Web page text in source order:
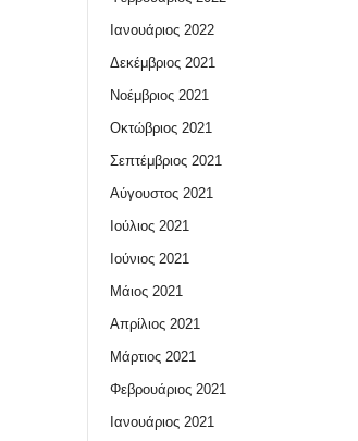
Ιανουάριος 2022
Δεκέμβριος 2021
Νοέμβριος 2021
Οκτώβριος 2021
Σεπτέμβριος 2021
Αύγουστος 2021
Ιούλιος 2021
Ιούνιος 2021
Μάιος 2021
Απρίλιος 2021
Μάρτιος 2021
Φεβρουάριος 2021
Ιανουάριος 2021